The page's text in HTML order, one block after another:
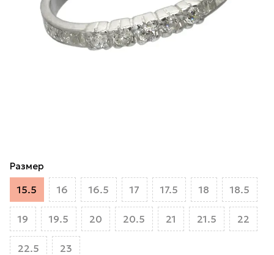
Размер
15.5 16 16.5 17 17.5 18 18.5
19 19.5 20 20.5 21 21.5 22
22.5 23